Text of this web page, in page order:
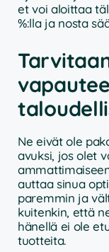
et voi aloittaa
%:lla ja nosta
Ne eivät ole
avuksi, jos olet
auttaa sinua
paremmin ja
kuitenkin, että
hänellä ei ole
tuotteita.